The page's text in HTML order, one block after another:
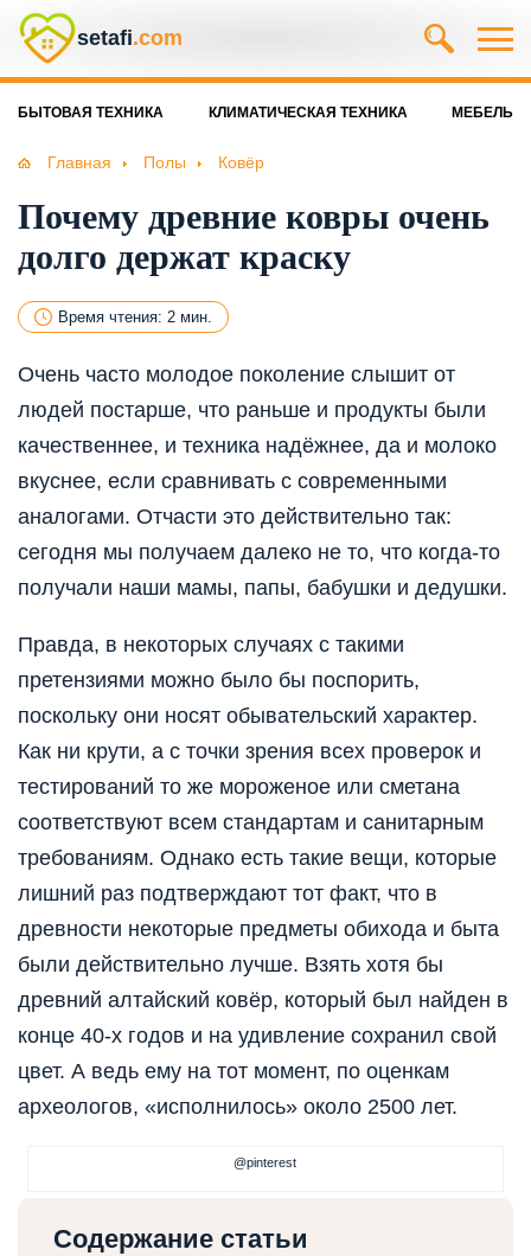
setafi.com
БЫТОВАЯ ТЕХНИКА КЛИМАТИЧЕСКАЯ ТЕХНИКА МЕБЕЛЬ
Главная Полы Ковёр
Почему древние ковры очень
долго держат краску
Время чтения: 2 мин.
Очень часто молодое поколение слышит от
людей постарше, что раньше и продукты были
качественнее, и техника надёжнее, да и молоко
вкуснее, если сравнивать с современными
аналогами. Отчасти это действительно так:
сегодня мы получаем далеко не то, что когда-то
получали наши мамы, папы, бабушки и дедушки.
Правда, в некоторых случаях с такими
претензиями можно было бы поспорить,
поскольку они носят обывательский характер.
Как ни крути, а с точки зрения всех проверок и
тестирований то же мороженое или сметана
соответствуют всем стандартам и санитарным
требованиям. Однако есть такие вещи, которые
лишний раз подтверждают тот факт, что в
древности некоторые предметы обихода и быта
были действительно лучше. Взять хотя бы
древний алтайский ковёр, который был найден в
конце 40-х годов и на удивление сохранил свой
цвет. А ведь ему на тот момент, по оценкам
археологов, «исполнилось» около 2500 лет.
@pinterest
Содержание статьи